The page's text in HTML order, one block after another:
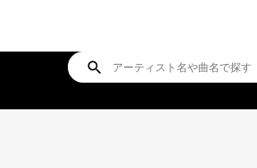
search